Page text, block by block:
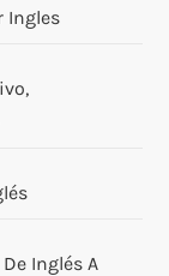
Ingles
Inglés A